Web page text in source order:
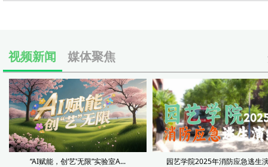
视频新闻 媒体聚焦
“AI赋能，创‘艺’无限”实验室A... 园艺学院2025年消防应急逃生